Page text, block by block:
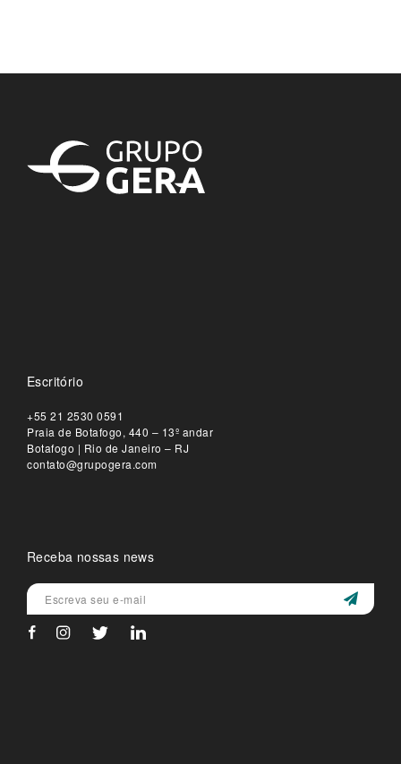
Escritório
+55 21 2530 0591
Praia de Botafogo, 440 – 13º andar
Botafogo | Rio de Janeiro – RJ
contato@grupogera.com
Receba nossas news